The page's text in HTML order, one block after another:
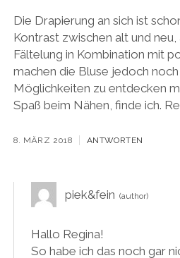
Die Drapierung an sich ist
Kontrast zwischen alt und
Fältelung in Kombination mit
machen die Bluse jedoch
Möglichkeiten zu entdecken
Spaß beim Nähen, finde ich.
8. MÄRZ 2018 ANTWORTEN
piek&fein
Hallo Regina!
So habe ich das noch gar